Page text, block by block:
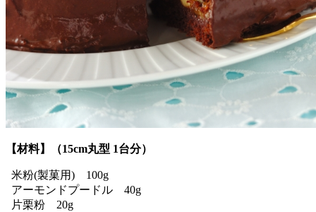
【材料】（15cm丸型 1台分）
米粉(製菓用) 100g
アーモンドプードル 40g
片栗粉 20g